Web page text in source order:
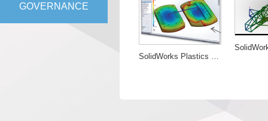
GOVERNANCE
SolidWorks Plastics Professional